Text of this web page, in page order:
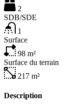
2
SDB/SDE
1
Surface
98 m²
Surface du terrain
217 m²
Description